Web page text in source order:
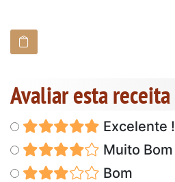
Avaliar esta receita
Excelente !
Muito Bom
Bom